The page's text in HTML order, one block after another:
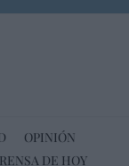
OPINIÓN
DE HOY